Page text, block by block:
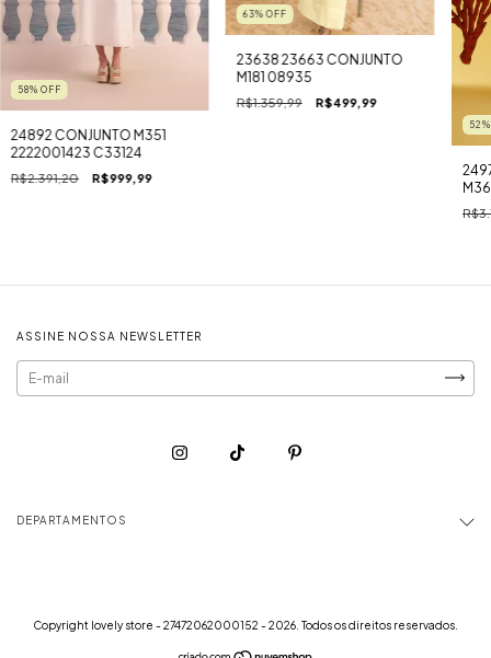
58% OFF
24892 CONJUNTO M351
2222001423 C33124
R$2.391,20 R$999,99
63%OFF
23638 23663 CONJUNTO
M181 08935
R$1.359,99 R$499,99
52
ASSINE NOSSA NEWSLETTER
DEPARTAMENTOS
Copyright lovely store - 27472062000152 - 2026. Todos os direitos reservados.